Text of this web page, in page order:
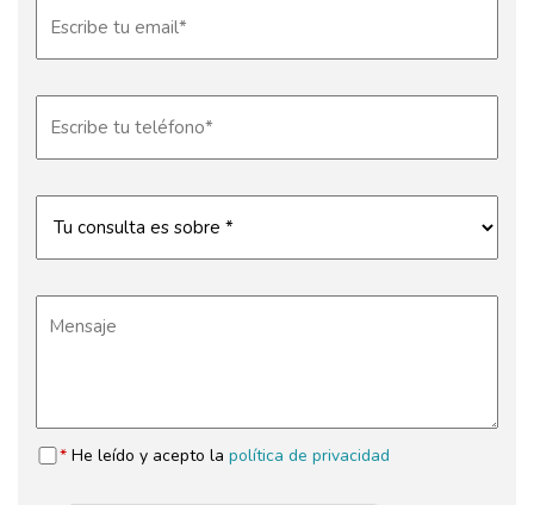
* He leído y acepto la política de privacidad